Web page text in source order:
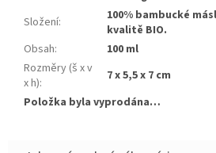
Složení:
100% bambucké
kvalitě BIO.
Obsah:
100 ml
Rozměry (š x v
x h):
7 x 5,5 x 7 cm
Položka byla vyprodána…